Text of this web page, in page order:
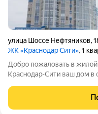
улица Шоссе Нефтяников,
ЖК «Краснодар Сити», 1
Добро пожаловать в жилой
Краснодар-Сити ваш дом в самом центре города.
метров. Две
квадратных метров с